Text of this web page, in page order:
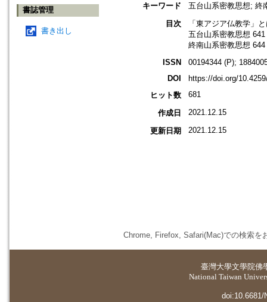
書誌管理
書き出し
キーワード
五台山系密教思想; 終
目次
「東アジア仏教学」
五台山系密教思想 641
終南山系密教思想 644
ISSN
00194344 (P);
DOI
https://doi.org/
ヒット数
681
作成日 2021.12.15
更新日期 2021.12.15
Chrome, Firefox, Safari(Mac)での検索を
臺灣大學文學院佛
National Taiwan
doi:10.6681/